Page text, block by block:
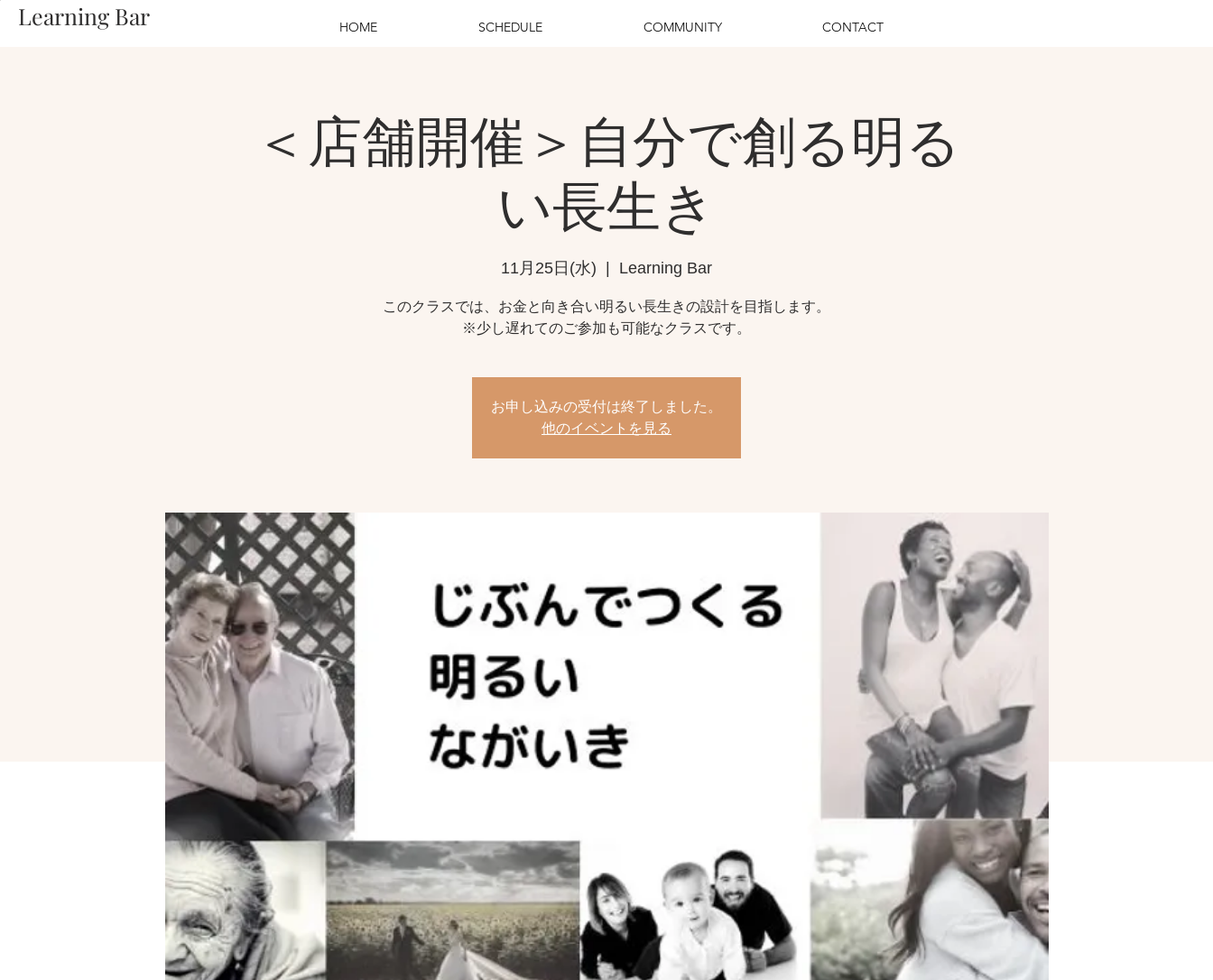
Learning Bar HOME SCHEDULE COMMUNITY CONTACT
＜店舗開催＞自分で創る明る
い長生き
11月25日(水) Learning Bar
このクラスでは、お金と向き合い明るい長生きの設計を目指します。
※少し遅れてのご参加も可能なクラスです。
お申し込みの受付は終了しました。
他のイベントを見る